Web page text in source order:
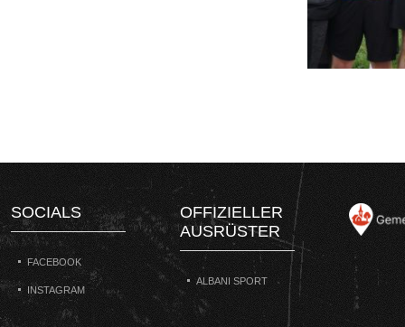
SOCIALS
FACEBOOK
INSTAGRAM
OFFIZIELLER
AUSRÜSTER
ALBANI SPORT